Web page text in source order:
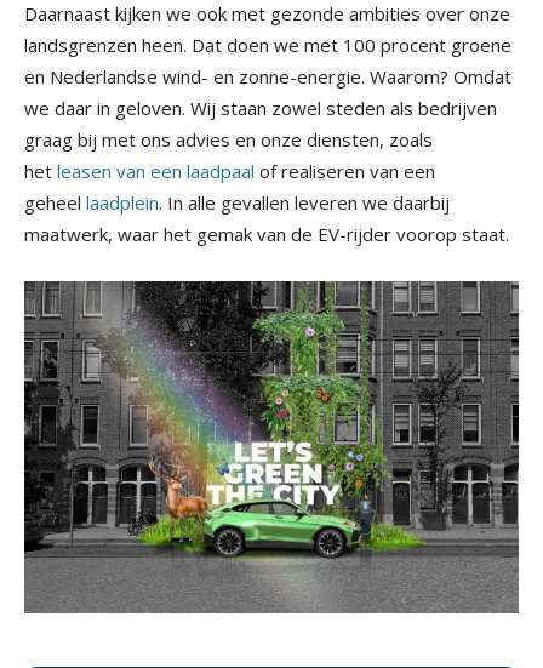
Daarnaast kijken we ook met gezonde ambities over onze
landsgrenzen heen. Dat doen we met 100 procent groene
en Nederlandse wind- en zonne-energie. Waarom? Omdat
we daar in geloven. Wij staan zowel steden als bedrijven
graag bij met ons advies en onze diensten, zoals
het leasen van een laadpaal of realiseren van een
geheel laadplein. In alle gevallen leveren we daarbij
maatwerk, waar het gemak van de EV-rijder voorop staat.